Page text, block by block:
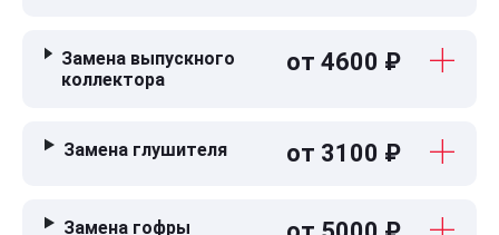
Замена выпускного
коллектора
от 4600 ₽
Замена глушителя от 3100 ₽
Замена гофры